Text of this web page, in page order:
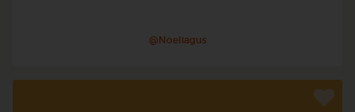
@Noeliagus